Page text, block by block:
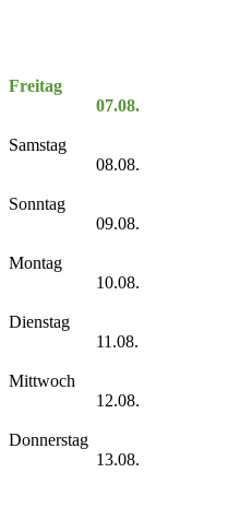
Freitag
07.08.
Samstag
08.08.
Sonntag
09.08.
Montag
10.08.
Dienstag
11.08.
Mittwoch
12.08.
Donnerstag
13.08.